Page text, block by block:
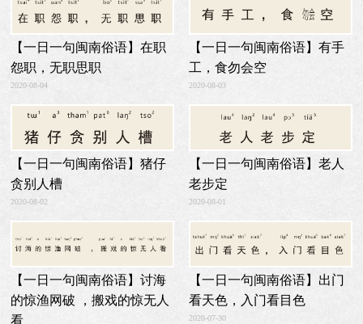
【一日一句闽南俗语】在职
怨职，无职思职
2020-08-04
【一日一句闽南俗语】有手
工，食勿会空
2020-08-03
【一日一句闽南俗语】猪仔
贪别人槽
2020-08-02
【一日一句闽南俗语】老人
老步定
2020-08-01
【一日一句闽南俗语】讨海
的惊渔网破 ，搬戏的惊无人
看
【一日一句闽南俗语】出门
看天色，入门看目色
2020-07-30